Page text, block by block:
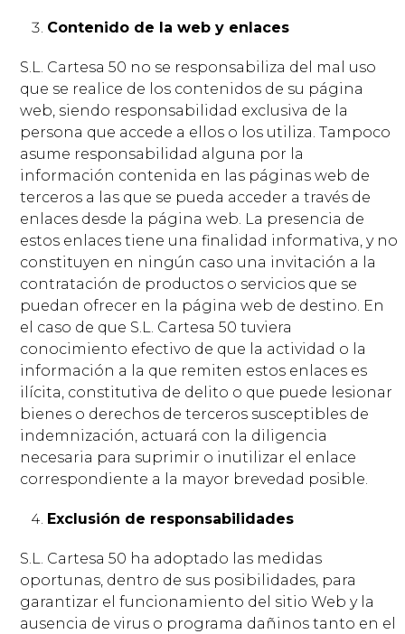
Contenido de la web y enlaces
S.L. Cartesa 50 no se responsabiliza del mal uso
que se realice de los contenidos de su página
web, siendo responsabilidad exclusiva de la
persona que accede a ellos o los utiliza. Tampoco
asume responsabilidad alguna por la
información contenida en las páginas web de
terceros a las que se pueda acceder a través de
enlaces desde la página web. La presencia de
estos enlaces tiene una finalidad informativa, y no
constituyen en ningún caso una invitación a la
contratación de productos o servicios que se
puedan ofrecer en la página web de destino. En
el caso de que S.L. Cartesa 50 tuviera
conocimiento efectivo de que la actividad o la
información a la que remiten estos enlaces es
ilícita, constitutiva de delito o que puede lesionar
bienes o derechos de terceros susceptibles de
indemnización, actuará con la diligencia
necesaria para suprimir o inutilizar el enlace
correspondiente a la mayor brevedad posible.
Exclusión de responsabilidades
S.L. Cartesa 50 ha adoptado las medidas
oportunas, dentro de sus posibilidades, para
garantizar el funcionamiento del sitio Web y la
ausencia de virus o programa dañinos tanto en el